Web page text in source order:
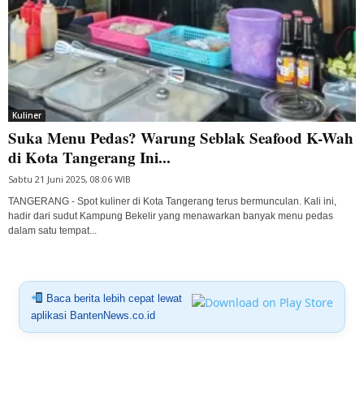
Kuliner
Suka Menu Pedas? Warung Seblak Seafood K-Wah
di Kota Tangerang Ini...
Sabtu 21 Juni 2025, 08:06 WIB
TANGERANG - Spot kuliner di Kota Tangerang terus bermunculan. Kali ini,
hadir dari sudut Kampung Bekelir yang menawarkan banyak menu pedas
dalam satu tempat...
Baca berita lebih cepat lewat
aplikasi BantenNews.co.id